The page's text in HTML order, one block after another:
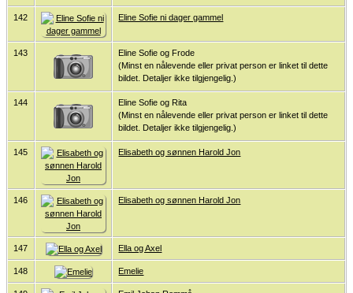
142 Eline Sofie ni dager gammel
143
Eline Sofie og Frode
(Minst en nålevende eller privat person er linket til dette
bildet. Detaljer ikke tilgjengelig.)
144
Eline Sofie og Rita
(Minst en nålevende eller privat person er linket til dette
bildet. Detaljer ikke tilgjengelig.)
145 Elisabeth og sønnen Harold Jon
146 Elisabeth og sønnen Harold Jon
147 Ella og Axel
148 Emelie